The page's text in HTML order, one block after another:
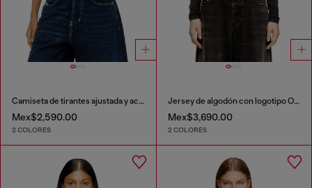
Camiseta de tirantes ajustada y acanalada con Óvalo D metálico
Mex$2,590.00
2 COLORES
Jersey de algodón con logotipo Oval D
Mex$3,690.00
2 COLORES